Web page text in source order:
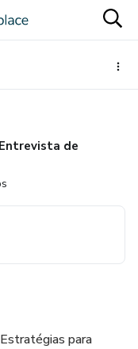
de
para